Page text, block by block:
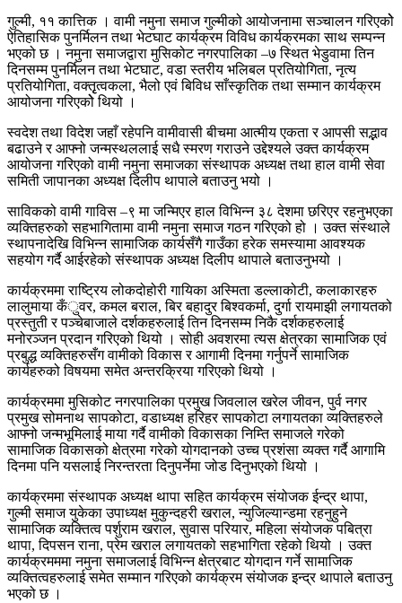
गुल्मी, ११ कात्तिक । वामी नमुना समाज गुल्मीको आयोजनामा सञ्चालन गरिएकोे
ऐतिहासिक पुनर्मिलन तथा भेटघाट कार्यक्रम विविध कार्यक्रमका साथ सम्पन्न
भएको छ । नमुना समाजद्वारा मुसिकोट नगरपालिका –७ स्थित भेडुवामा तिन
दिनसम्म पुनर्मिलन तथा भेटघाट, वडा स्तरीय भलिबल प्रतियोगिता, नृत्य
प्रतियोगिता, वक्तृृत्वकला, भैलो एवं बिविध साँस्कृतिक तथा सम्मान कार्यक्रम
आयोजना गरिएकोे थियो ।
स्वदेश तथा विदेश जहाँ रहेपनि वामीवासी बीचमा आत्मीय एकता र आपसी सद्भाव
बढाउने र आफ्नो जन्मस्थललाई सधै स्मरण गराउने उद्देश्यले उक्त कार्यक्रम
आयोजना गरिएको वामी नमुना समाजका संस्थापक अध्यक्ष तथा हाल वामी सेवा
समिती जापानका अध्यक्ष दिलीप थापाले बताउनु भयो ।
साविकको वामी गाविस –९ मा जन्मिएर हाल विभिन्न ३८ देशमा छरिएर रहनुभएका
व्यक्तिहरुको सहभागितामा वामी नमुना समाज गठन गरिएको हो । उक्त संस्थाले
स्थापनादेखि विभिन्न सामाजिक कार्यसँगै गाउँका हरेक समस्यामा आवश्यक
सहयोग गर्दै आईरहेको संस्थापक अध्यक्ष दिलीप थापाले बताउनुभयो ।
कार्यक्रममा राष्ट्रिय लोकदोहोरी गायिका अस्मिता डल्लाकोटी, कलाकारहरु
लालुमाया कँुवर, कमल बराल, बिर बहादुर बिश्वकर्मा, दुर्गा रायमाझी लगायतको
प्रस्तुती र पञ्चेबाजाले दर्शकहरुलाई तिन दिनसम्म निकै दर्शकहरुलाई
मनोरञ्जन प्रदान गरिएको थियो । सोही अवशरमा त्यस क्षेत्रका सामाजिक एवं
प्रबुद्ध व्यक्तिहरुसँग वामीको विकास र आगामी दिनमा गर्नुपर्ने सामाजिक
कार्यहरुको विषयमा समेत अन्तरक्रिया गरिएको थियो ।
कार्यक्रममा मुसिकोट नगरपालिका प्रमुख जिवलाल खरेल जीवन, पुर्व नगर
प्रमुख सोमनाथ सापकोटा, वडाध्यक्ष हरिहर सापकोटा लगायतका व्यक्तिहरुले
आफ्नो जन्मभूमिलाई माया गर्दै वामीको विकासका निम्ति समाजले गरेको
सामाजिक विकासको क्षेत्रमा गरेको योगदानको उच्च प्रशंसा व्यक्त गर्दै आगामि
दिनमा पनि यसलाई निरन्तरता दिनुपर्नेमा जोड दिनुभएको थियो ।
कार्यक्रममा संस्थापक अध्यक्ष थापा सहित कार्यक्रम संयोजक ईन्द्र थापा,
गुल्मी समाज युकेका उपाध्यक्ष मुकुन्दहरी खराल, न्युजिल्यान्डमा रहनुहुने
सामाजिक व्यक्तित्व पर्शुराम खराल, सुवास परियार, महिला संयोजक पबित्रा
थापा, दिपसन राना, प्रेम खराल लगायतको सहभागिता रहेको थियो । उक्त
कार्यक्रमममा नमुना समाजलाई विभिन्न क्षेत्रबाट योगदान गर्ने सामाजिक
व्यक्तित्वहरुलाई समेत सम्मान गरिएको कार्यक्रम संयोजक इन्द्र थापाले बताउनु
भएको छ ।